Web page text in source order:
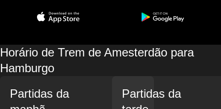
Horário de Trem de Amesterdão para
Hamburgo
Partidas da
Partidas da